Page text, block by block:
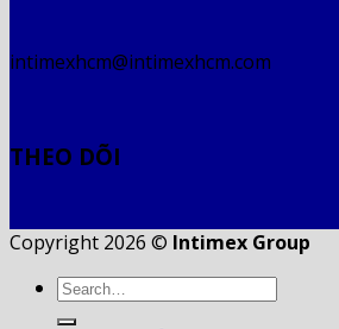
intimexhcm@intimexhcm.com
THEO DÕI
Copyright 2026 © Intimex Group